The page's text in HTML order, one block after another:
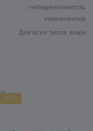
непереносимость
компонентов
Для всех типов кожи
ХИТ